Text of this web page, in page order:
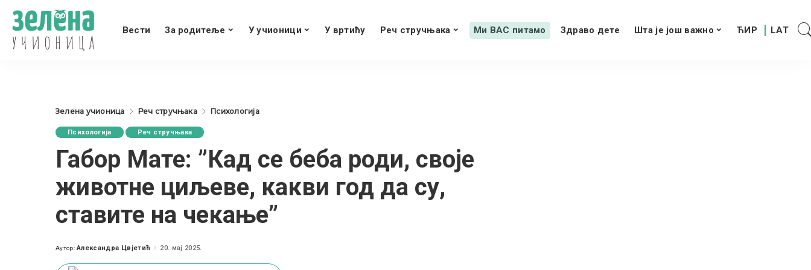
Вести За родитеље У учионици У вртићу Реч стручњака Ми ВАС питамо Здраво дете Шта је још важно
Зелена учионица Реч стручњака Психологија
Психологија Реч стручњака
Габор Мате: ”Кад се беба роди, своје
животне циљеве, какви год да су,
ставите на чекање”
Posted
Аутор: Александра Цвјетић 20. мај 2025.